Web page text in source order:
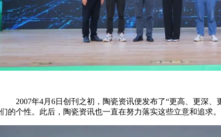
2007年4月6日创刊之初，陶瓷资讯便发布了“更高、更深、
们的个性。此后，陶瓷资讯也一直在努力落实这些立意和追求。